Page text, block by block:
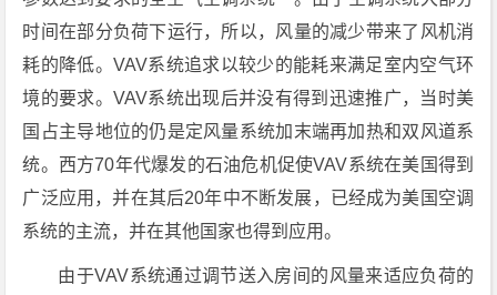
时间在部分负荷下运行，所以，风量的减少带来了风机消
耗的降低。VAV系统追求以较少的能耗来满足室内空气环
境的要求。VAV系统出现后并没有得到迅速推广，当时美
国占主导地位的仍是定风量系统加末端再加热和双风道系
统。西方70年代爆发的石油危机促使VAV系统在美国得到
广泛应用，并在其后20年中不断发展，已经成为美国空调
系统的主流，并在其他国家也得到应用。
由于VAV系统通过调节送入房间的风量来适应负荷的